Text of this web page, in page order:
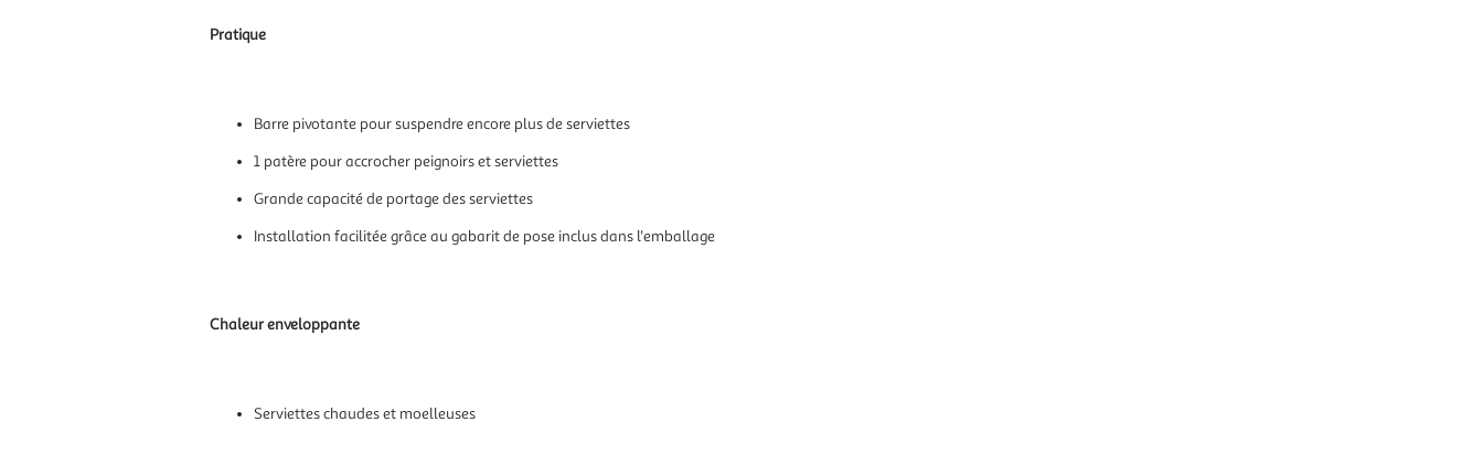
Pratique
Barre pivotante pour suspendre encore plus de serviettes
1 patère pour accrocher peignoirs et serviettes
Grande capacité de portage des serviettes
Installation facilitée grâce au gabarit de pose inclus dans l'emballage
Chaleur enveloppante
Serviettes chaudes et moelleuses